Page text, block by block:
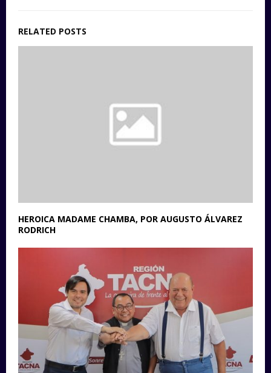
RELATED POSTS
HEROICA MADAME CHAMBA, POR AUGUSTO ÁLVAREZ
RODRICH